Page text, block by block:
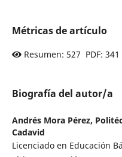
Métricas de artículo
Resumen: 527 PDF: 341
Biografía del autor/a
Andrés Mora Pérez,
Cadavid
Licenciado en Educación